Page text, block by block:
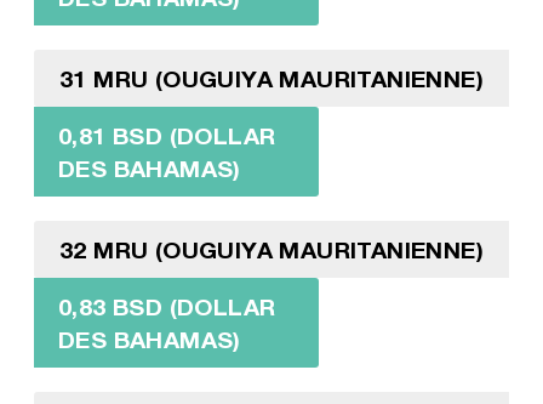
31 MRU (OUGUIYA MAURITANIENNE)
0,81 BSD (DOLLAR
DES BAHAMAS)
32 MRU (OUGUIYA MAURITANIENNE)
0,83 BSD (DOLLAR
DES BAHAMAS)